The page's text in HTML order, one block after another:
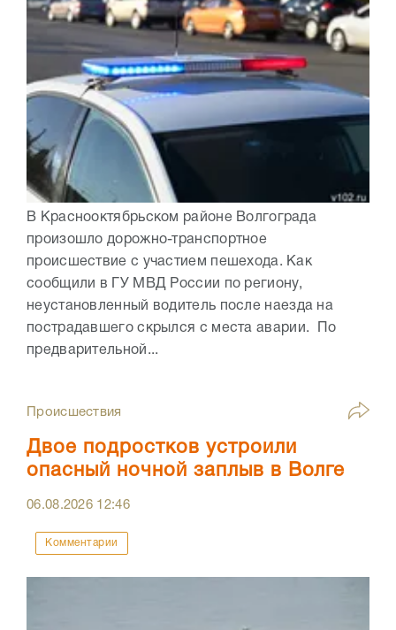
В Краснооктябрьском районе Волгограда
произошло дорожно-транспортное
происшествие с участием пешехода. Как
сообщили в ГУ МВД России по региону,
неустановленный водитель после наезда на
пострадавшего скрылся с места аварии. По
предварительной...
Происшествия
Двое подростков устроили
опасный ночной заплыв в Волге
06.08.2026 12:46
Комментарии